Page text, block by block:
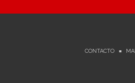
CONTACTO